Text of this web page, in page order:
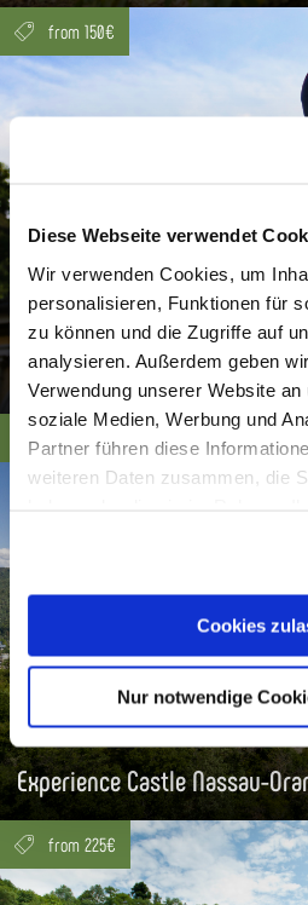
Diese Webseite verwendet
Wir verwenden Cookies, um
personalisieren, Funktionen für
zu können und die Zugriffe auf
analysieren. Außerdem geben
Verwendung unserer Website
soziale Medien, Werbung und
Partner führen diese
weiteren Daten zusammen, die
Cookies, wenn Sie unsere
Cookies
Nur notwendige
from 150€
Sergeant Plaschke
from 80€
Experience Castle Nassau-
from 225€